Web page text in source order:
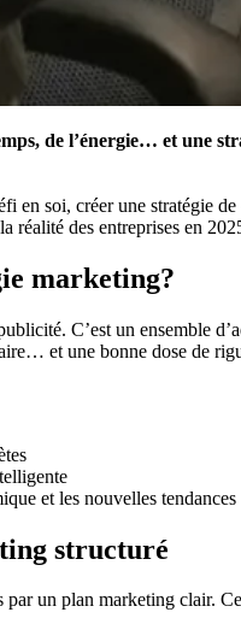
de l’énergie… et une
en soi, créer une stratégie
réalité des entreprises en
marketing?
C’est un ensemble
et une bonne dose de
et les nouvelles tendances
structuré
par un plan marketing clair.